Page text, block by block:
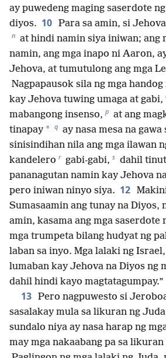
ay puwedeng maging saserdote
diyos. 10 Para sa amin, si
n at hindi namin siya iniwan; ang
namin, ang mga inapo ni Aaron,
Jehova, at tumutulong ang mga
Nagpapausok sila ng mga
kay Jehova tuwing umaga at gabi,
mabangong insenso, p at ang
tinapay * q ay nasa mesa na
sinisindihan nila ang mga ilawan
kandelero r gabi-gabi, s dahil
pananagutan namin kay Jehova
pero iniwan ninyo siya. 12
Sumasaamin ang tunay na Diyos,
amin, kasama ang mga saserdote
mga trumpeta bilang hudyat ng
laban sa inyo. Mga lalaki ng
lumaban kay Jehova na Diyos ng
dahil hindi kayo magtatagumpay.”
13 Pero nagpuwesto si
sasalakay mula sa likuran ng
sundalo niya ay nasa harap ng
may mga nakaabang pa sa